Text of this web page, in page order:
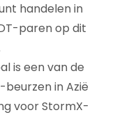
handelen in
paren op dit
is een van de
in Azië
voor StormX-